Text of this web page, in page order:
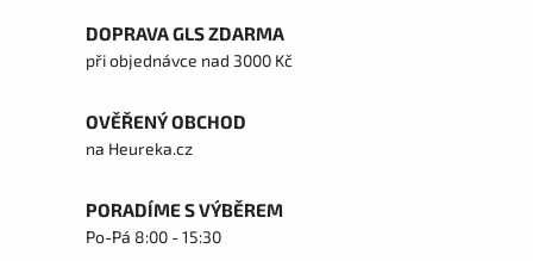
DOPRAVA GLS ZDARMA
při objednávce nad 3000 Kč
OVĚŘENÝ OBCHOD
na Heureka.cz
PORADÍME S VÝBĚREM
Po-Pá 8:00 - 15:30